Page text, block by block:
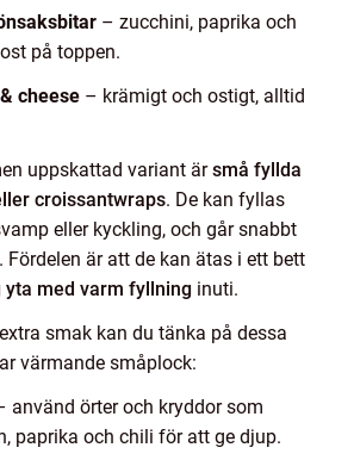
– zucchini, paprika och
på toppen.
cheese – krämigt och ostigt, alltid
uppskattad variant ärsmå fyllda
croissantwraps. De kan fyllas
eller kyckling, och går snabbt
är att de kan ätas i ett bett
yta med varm fyllning inuti.
smak kan du tänka på dessa
värmande småplock:
använd örter och kryddor som
paprika och chili för att ge djup.